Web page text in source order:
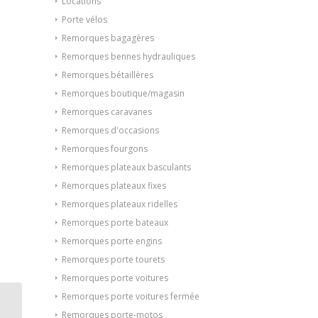
Porte vélos
Remorques bagagères
Remorques bennes hydrauliques
Remorques bétaillères
Remorques boutique/magasin
Remorques caravanes
Remorques d'occasions
Remorques fourgons
Remorques plateaux basculants
Remorques plateaux fixes
Remorques plateaux ridelles
Remorques porte bateaux
Remorques porte engins
Remorques porte tourets
Remorques porte voitures
Remorques porte voitures fermée
Remorques porte-motos
Benne hydraulique
Lider 39600 POMPE